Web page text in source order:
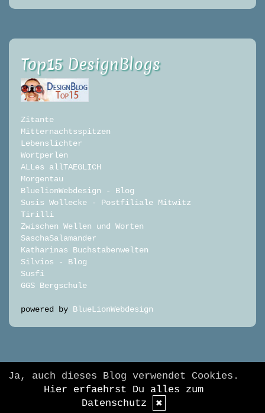
Top15 DesignBlogs
Zitante
Mitternachtsspitzen
Lebenslichter
Wortperlen
ALLes allTAEGLICH
Morgentau
BluelionWebdesign - Blog
Susis Wollecke - Postfiliale Mitwitz
Tirilli
Zwischen Wellen und Worten
SaschaSalamander
Katharinas Buchstabenwelten
Silvios - Blog
Susfi
GGS Bergschule
powered by BlueLionWebdesign
© DesignBlog V5 powered by BlueLionWebdesign.de
Ja, auch dieses Blog verwendet Cookies.
Hier erfaehrst Du alles zum
Datenschutz
✖